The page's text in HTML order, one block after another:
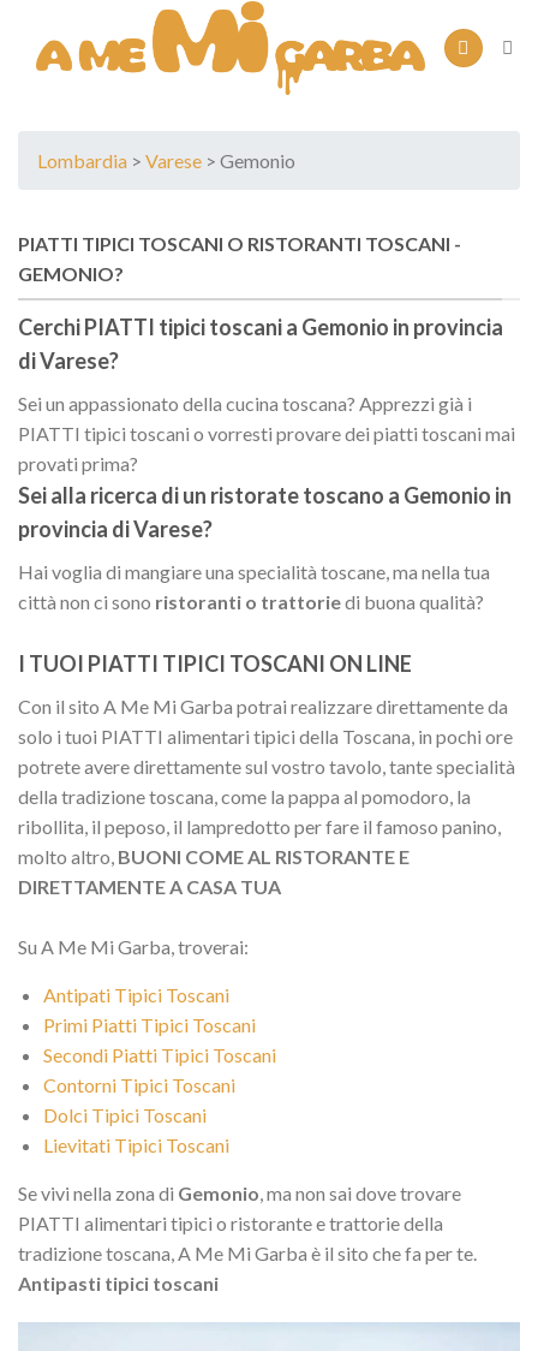
content
Lombardia > Varese > Gemonio
PIATTI TIPICI TOSCANI O RISTORANTI TOSCANI -
GEMONIO?
Cerchi PIATTI tipici toscani a Gemonio in provincia
diVarese?
Sei un appassionato della cucina toscana? Apprezzi già i
PIATTI tipici toscani o vorresti provare dei piatti toscani mai
provati prima?
Sei alla ricerca di un ristorate toscano a Gemonio in
provincia diVarese?
Hai voglia di mangiare una specialità toscane, ma nella tua
città non ci sono ristoranti o trattoriedi buona qualità?
I TUOI PIATTI TIPICI TOSCANI ON LINE
Con il sito A Me Mi Garba potrai realizzare direttamente da
solo i tuoi PIATTI alimentari tipici della Toscana, in pochi ore
potrete avere direttamente sul vostro tavolo, tante specialità
della tradizione toscana, come la pappa al pomodoro, la
ribollita, il peposo, il lampredotto per fare il famoso panino,
molto altro, BUONI COME AL RISTORANTE E
DIRETTAMENTE A CASA TUA
Su A Me Mi Garba, troverai:
Antipati Tipici Toscani
Primi Piatti Tipici Toscani
Secondi Piatti Tipici Toscani
Contorni Tipici Toscani
Dolci Tipici Toscani
Lievitati Tipici Toscani
Se vivi nella zona di Gemonio , ma non sai dove trovare
PIATTI alimentari tipici o ristorante e trattorie della
tradizione toscana, A Me Mi Garba è il sito che fa per te.
Antipasti tipici toscani